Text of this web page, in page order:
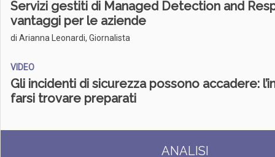
Servizi gestiti di Managed Detection and
vantaggi per le aziende
di Arianna Leonardi, Giornalista
VIDEO
Gli incidenti di sicurezza possono accadere:
farsi trovare preparati
ANALISI